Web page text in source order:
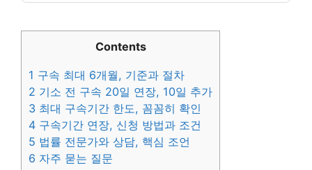
Contents
1 구속 최대 6개월, 기준과 절차
2 기소 전 구속 20일 연장, 10일 추가
3 최대 구속기간 한도, 꼼꼼히 확인
4 구속기간 연장, 신청 방법과 조건
5 법률 전문가와 상담, 핵심 조언
6 자주 묻는 질문